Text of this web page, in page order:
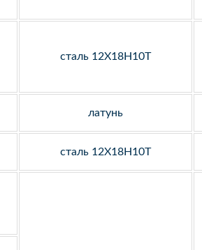
сталь 12Х18Н10Т
латунь
сталь 12Х18Н10Т